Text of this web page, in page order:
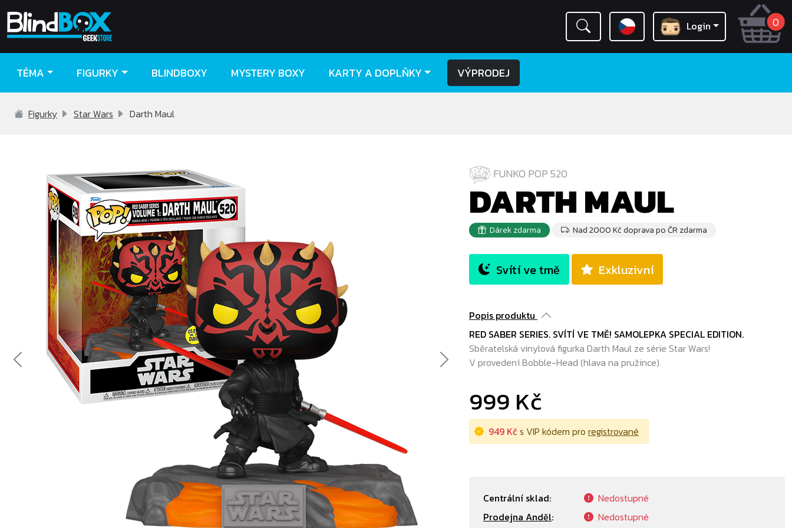
0
Login
TÉMA FIGURKY BLINDBOXY MYSTERY BOXY KARTY A DOPLŇKY VÝPRODEJ
Figurky Star Wars Darth Maul
Previous Next
FUNKO POP 520
DARTH MAUL
Dárek zdarma Nad 2000 Kč doprava po ČR zdarma
Svítí ve tmě Exkluzivní
Popis produktu
RED SABER SERIES. SVÍTÍ VE TMĚ! SAMOLEPKA SPECIAL EDITION.
Sběratelská vinylová figurka Darth Maul ze série Star Wars!
V provedení Bobble-Head (hlava na pružince).
999 Kč
949 Kčs VIP kódem pro registrované
Centrální sklad:
Nedostupné
Prodejna Anděl: Nedostupné